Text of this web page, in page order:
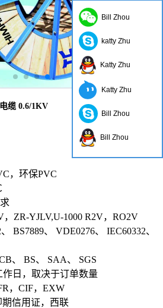
缆 0.6/1KV
，环保PVC
ZR-YJLV,U-1000 R2V，RO2V
BS7889、 VDE0276、 IEC60332、
、 BS、 SAA、 SGS
作日，取决于订单数量
，CIF，EXW
信用证，西联
Bill Zhou
katty Zhu
Katty Zhu
Katty Zhu
Bill Zhou
Bill Zhou